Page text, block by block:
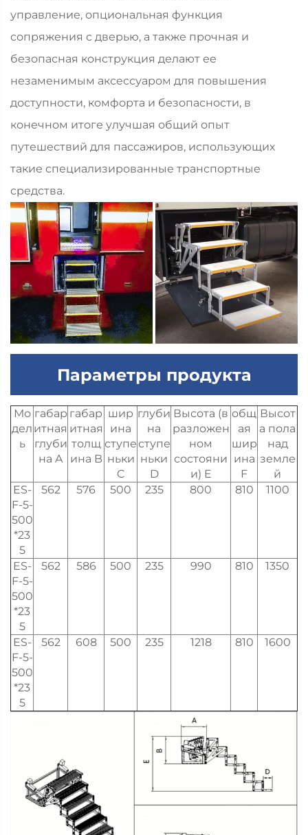
управление, опциональная функция
сопряжения с дверью, а также прочная и
безопасная конструкция делают ее
незаменимым аксессуаром для повышения
доступности, комфорта и безопасности, в
конечном итоге улучшая общий опыт
путешествий для пассажиров, использующих
такие специализированные транспортные
средства.
Параметры продукта
Мо
дел
ь
габар
итная
глуби
на A
габар
итная
толщ
ина B
шир
ина
ступе
ньки
C
глуби
на
ступе
ньки
D
Высота (в
разложен
ном
состояни
и) E
общ
ая
шир
ина
F
Высот
а пола
над
земле
й
ES-
F-5-
500
*23
5
562 576 500 235 800 810 1100
ES-
F-5-
500
*23
5
562 586 500 235 990 810 1350
ES-
F-5-
500
*23
5
562 608 500 235 1218 810 1600